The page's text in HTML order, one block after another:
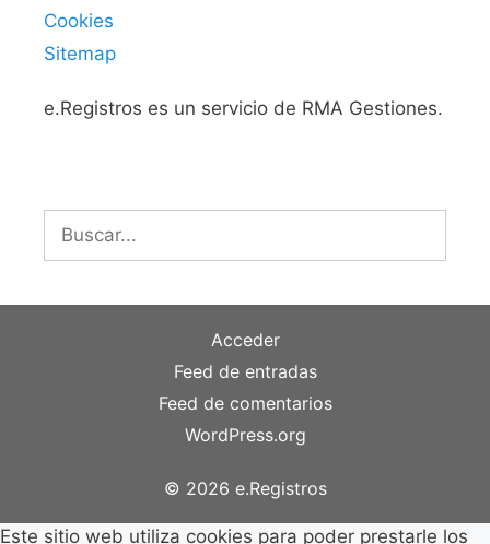
Cookies
Sitemap
e.Registros es un servicio de RMA Gestiones.
Buscar:
Acceder
Feed de entradas
Feed de comentarios
WordPress.org
© 2026 e.Registros
Este sitio web utiliza cookies para poder prestarle los